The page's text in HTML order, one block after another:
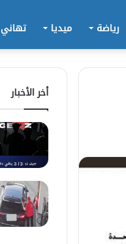
رياضة ميديا تهاني
أخر الأخبار